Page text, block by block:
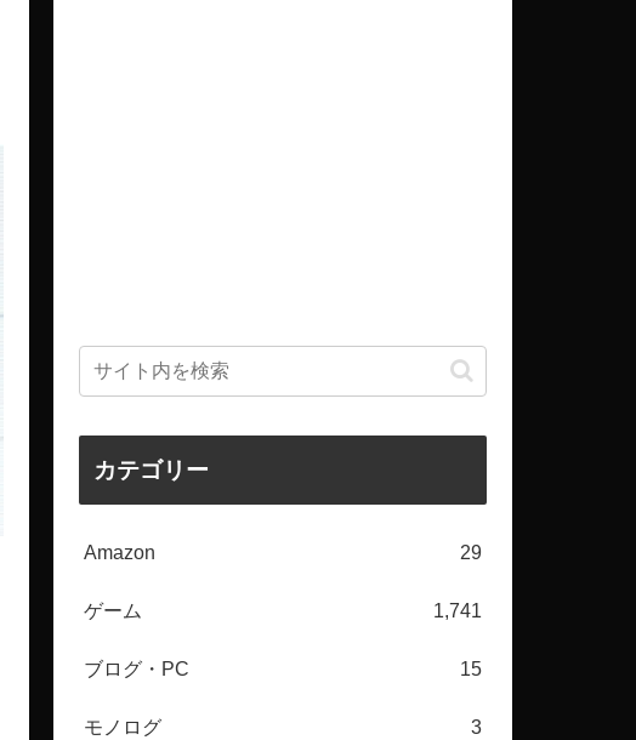
カテゴリー
Amazon 29
ゲーム 1,741
ブログ・PC 15
モノログ 3